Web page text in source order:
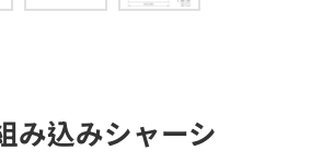
み込みシャーシ